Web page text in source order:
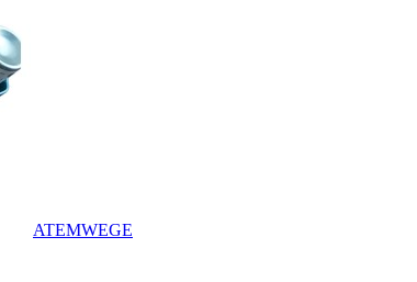
ATEMWEGE